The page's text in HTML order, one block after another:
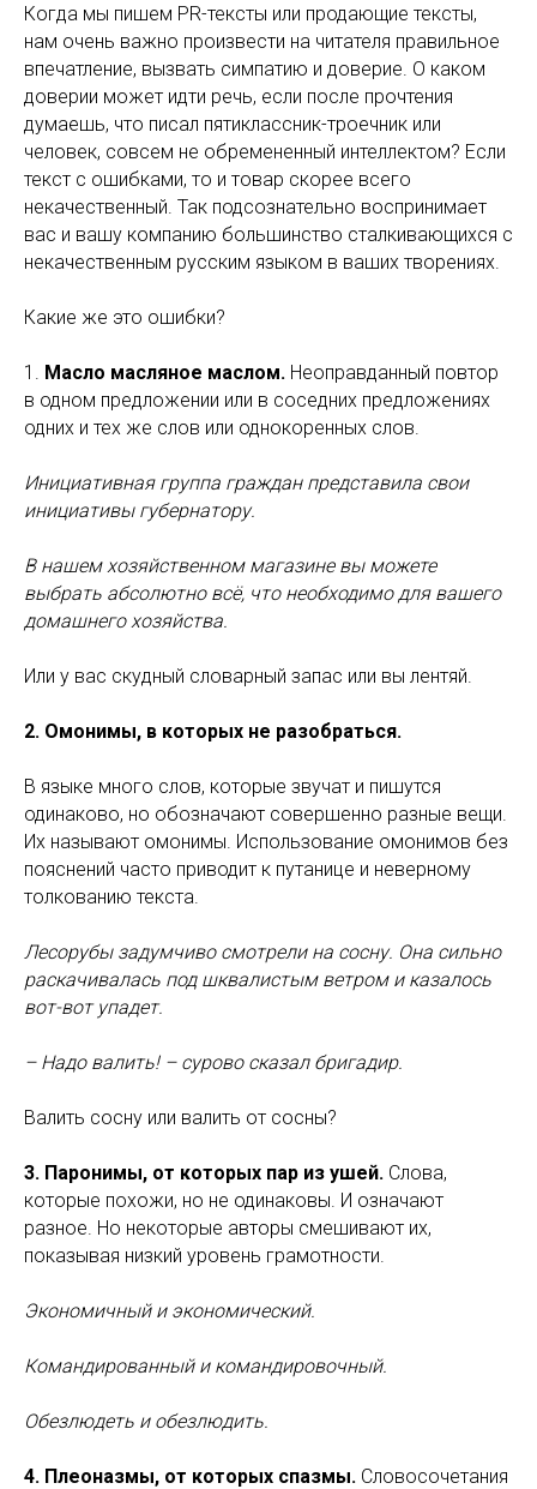
Когда мы пишем PR-тексты или продающие тексты,
нам очень важно произвести на читателя правильное
впечатление, вызвать симпатию и доверие. О каком
доверии может идти речь, если после прочтения
думаешь, что писал пятиклассник-троечник или
человек, совсем не обремененный интеллектом? Если
текст с ошибками, то и товар скорее всего
некачественный. Так подсознательно воспринимает
вас и вашу компанию большинство сталкивающихся с
некачественным русским языком в ваших творениях.
Какие же это ошибки?
1. Масло масляное маслом. Неоправданный повтор
в одном предложении или в соседних предложениях
одних и тех же слов или однокоренных слов.
Инициативная группа граждан представила свои
инициативы губернатору.
В нашем хозяйственном магазине вы можете
выбрать абсолютно всё, что необходимо для вашего
домашнего хозяйства.
Или у вас скудный словарный запас или вы лентяй.
2. Омонимы, в которых не разобраться.
В языке много слов, которые звучат и пишутся
одинаково, но обозначают совершенно разные вещи.
Их называют омонимы. Использование омонимов без
пояснений часто приводит к путанице и неверному
толкованию текста.
Лесорубы задумчиво смотрели на сосну. Она сильно
раскачивалась под шквалистым ветром и казалось
вот-вот упадет.
– Надо валить! – сурово сказал бригадир.
Валить сосну или валить от сосны?
3. Паронимы, от которых пар из ушей. Слова,
которые похожи, но не одинаковы. И означают
разное. Но некоторые авторы смешивают их,
показывая низкий уровень грамотности.
Экономичный и экономический.
Командированный и командировочный.
Обезлюдеть и обезлюдить.
4. Плеоназмы, от которых спазмы. Словосочетания